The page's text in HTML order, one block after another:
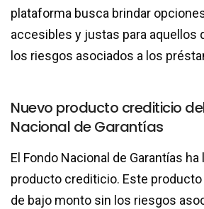
plataforma busca brindar
accesibles y justas para aquellos
los riesgos asociados a los
Nuevo producto crediticio
Nacional de Garantías
El Fondo Nacional de Garantías
producto crediticio. Este
de bajo monto sin los riesgos